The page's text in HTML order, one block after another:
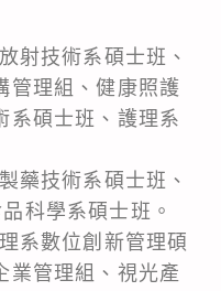
射技術系碩士班、
管理組、健康照護
系碩士班、護理系
藥技術系碩士班、
科學系碩士班。
系數位創新管理碩
業管理組、視光產